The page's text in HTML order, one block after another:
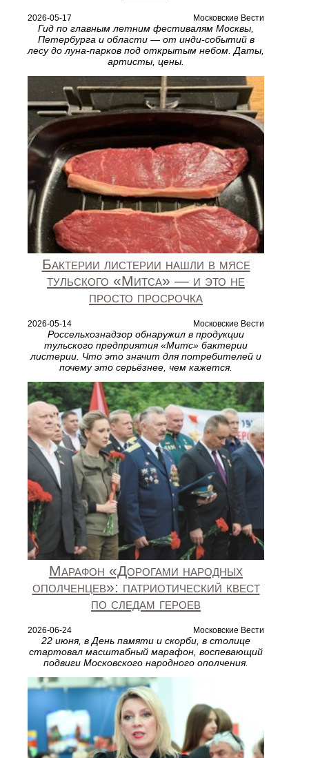
2026-05-17 Московские Вести
Гид по главным летним фестивалям Москвы,
Петербурга и области — от инди-событий в
лесу до луна-парков под открытым небом. Даты,
артисты, цены.
Бактерии листерии нашли в мясе
тульского «Митса» — и это не
просто просрочка
2026-05-14 Московские Вести
Россельхознадзор обнаружил в продукции
тульского предприятия «Митс» бактерии
листерии. Что это значит для потребителей и
почему это серьёзнее, чем кажется.
Марафон «Дорогами народных
ополченцев»: патриотический квест
по следам героев
2026-06-24 Московские Вести
22 июня, в День памяти и скорби, в столице
стартовал масштабный марафон, воспевающий
подвиги Московского народного ополчения.